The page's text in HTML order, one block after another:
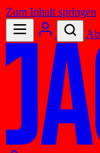
Zum Inhalt springen